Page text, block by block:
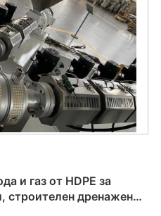
и газ от HDPE за
строителен дренажен